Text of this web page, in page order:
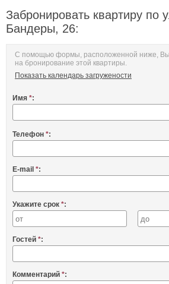
Забронировать квартиру по
Бандеры, 26:
С помощью формы, расположенной ниже, Вы
на бронирование этой квартиры.
Показать календарь загружености
Имя *:
Телефон *:
E-mail *:
Укажите срок *:
Гостей *:
Комментарий *: